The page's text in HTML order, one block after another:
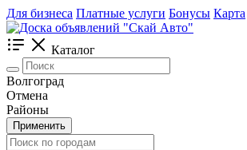
Для бизнеса Платные услуги Бонусы Карта
Каталог
Волгоград
Отмена
Районы
Применить